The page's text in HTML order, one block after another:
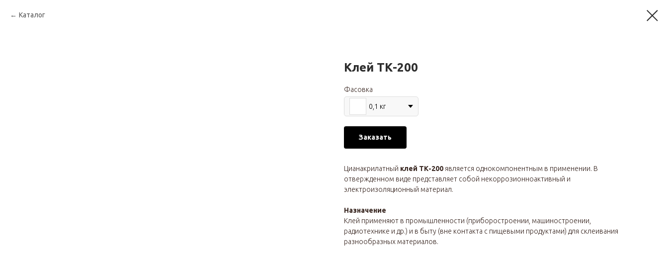
Каталог
Клей ТК-200
Фасовка
0,1 кг
Заказать
Цианакрилатный клей ТК-200 является однокомпонентным в применении. В
отвержденном виде представляет собой некоррозионноактивный и
электроизоляционный материал.
Назначение
Клей применяют в промышленности (приборостроении, машиностроении,
радиотехнике и др.) и в быту (вне контакта с пищевыми продуктами) для склеивания
разнообразных материалов.